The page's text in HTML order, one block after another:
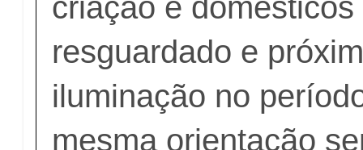
resguardado e
iluminação no
mesma orientação